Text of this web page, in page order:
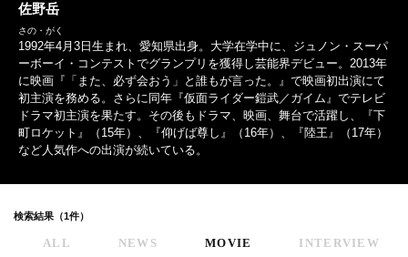
佐野岳
さの・がく
1992年4月3日生まれ、愛知県出身。大学在学中に、ジュノン・スーパ
ーボーイ・コンテストでグランプリを獲得し芸能界デビュー。2013年
に映画『「また、必ず会おう」と誰もが言った。』で映画初出演にて
初主演を務める。さらに同年『仮面ライダー鎧武／ガイム』でテレビ
ドラマ初主演を果たす。その後もドラマ、映画、舞台で活躍し、『下
町ロケット』（15年）、『仰げば尊し』（16年）、『陸王』（17年）
など人気作への出演が続いている。
検索結果（1件）
ALL NEWS MOVIE INTERVIEW